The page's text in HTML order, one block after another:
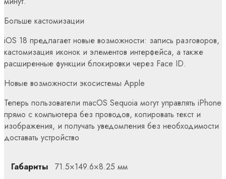
Больше кастомизации
iOS 18 предлагает новые возможности: запись разговоров,
кастомизация иконок и элементов интерфейса, а также
расширенные функции блокировки через Face ID.
Новые возможности экосистемы Apple
Теперь пользователи macOS Sequoia могут управлять iPhone
прямо с компьютера без проводов, копировать текст и
изображения, и получать уведомления без необходимости
доставать устройство
Габариты 71.5×149.6×8.25 мм